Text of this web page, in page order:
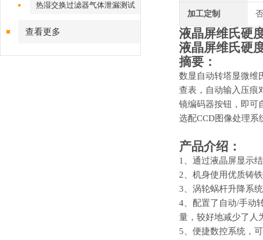
热湿交换过滤器气体泄漏测试
查看更多
加工定制 否
液晶屏维氏硬
液晶屏维氏硬
摘要：
数显自动转塔显微维
查表，自动输入压痕
镜编码器按钮，即可
选配CCD图像处理系
产品介绍：
1、通过液晶屏显示
2、机身使用优质铸
3、涡轮蜗杆升降系
4、 配置了自动/手动
量， 较好地减少了人
5、 便捷数控系统，